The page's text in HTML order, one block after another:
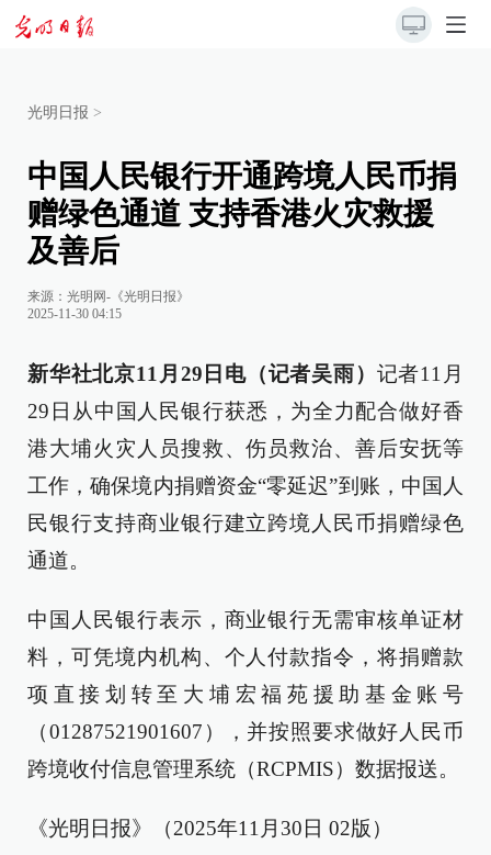
光明日报 >
中国人民银行开通跨境人民币捐
赠绿色通道 支持香港火灾救援
及善后
来源： 光明网-《光明日报》
2025-11-30 04:15
新华社北京11月29日电（记者吴雨） 记者11月
29日从中国人民银行获悉，为全力配合做好香
港大埔火灾人员搜救、伤员救治、善后安抚等
工作，确保境内捐赠资金“零延迟”到账，中国人
民银行支持商业银行建立跨境人民币捐赠绿色
通道。
中国人民银行表示，商业银行无需审核单证材
料，可凭境内机构、个人付款指令，将捐赠款
项直接划转至大埔宏福苑援助基金账号
（01287521901607），并按照要求做好人民币
跨境收付信息管理系统（RCPMIS）数据报送。
《光明日报》（2025年11月30日 02版）